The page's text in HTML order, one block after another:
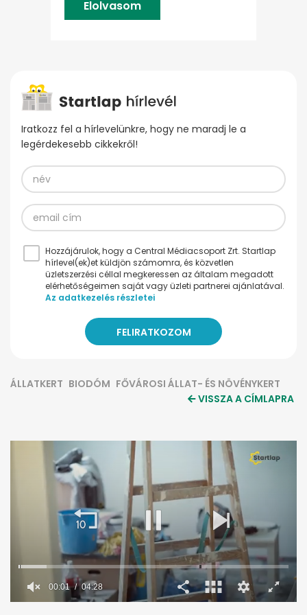
Elolvasom
Iratkozz fel a hírlevelünkre, hogy ne maradj le a
legérdekesebb cikkekről!
Hozzájárulok, hogy a Central Médiacsoport Zrt. Startlap
hírlevel(ek)et küldjön számomra, és közvetlen
üzletszerzési céllal megkeressen az általam megadott
elérhetőségeimen saját vagy üzleti partnerei ajánlatával.
Az adatkezelés részletei
ÁLLATKERT BIODÓM FŐVÁROSI ÁLLAT- ÉS NÖVÉNYKERT
VISSZA A CÍMLAPRA